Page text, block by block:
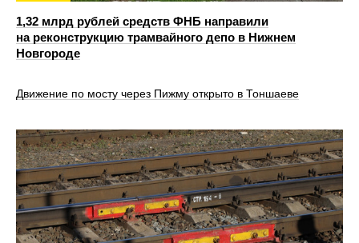
1,32 млрд рублей средств ФНБ направили
на реконструкцию трамвайного депо в Нижнем
Новгороде
Движение по мосту через Пижму открыто в Тоншаеве